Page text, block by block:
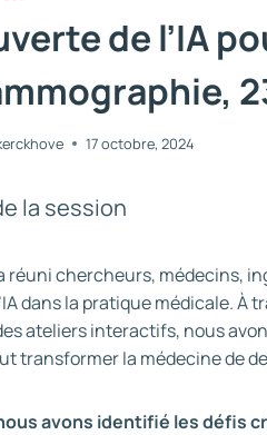
de l’IA
17 octobre, 2024
la session
réuni chercheurs, médecins,
dans la pratique médicale. À
ateliers interactifs, nous
transformer la médecine de
avons identifié les défis